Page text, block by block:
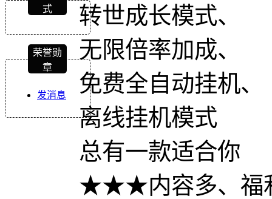
式
荣誉勋
章
发消息
转世成长模式、
无限倍率加成、
免费全自动挂机、
离线挂机模式
总有一款适合你
★★★内容多、福